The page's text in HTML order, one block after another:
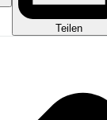
Teilen